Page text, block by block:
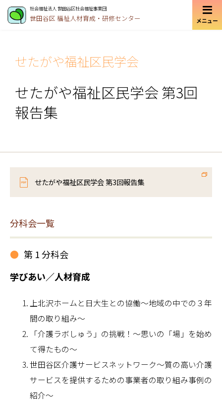
社会福祉法人 世田谷区社会福祉事業団
世田谷区 福祉人材育成・研修センター
せたがや福祉区民学会
せたがや福祉区民学会 第3回
報告集
せたがや福祉区民学会 第3回報告集
分科会一覧
第 1 分科会
学びあい／人材育成
上北沢ホームと日大生との協働～地域の中での３年
間の取り組み～
「介護ラボしゅう」の挑戦！～思いの「場」を始め
て得たもの～
世田谷区介護サービスネットワーク～質の高い介護
サービスを提供するための事業者の取り組み事例の
紹介～
メニュー